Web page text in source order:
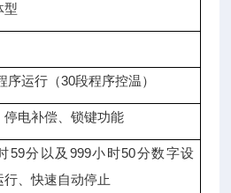
型
序运行（30段程序控温）
停电补偿、锁键功能
59分以及999小时50分数字设
行、快速自动停止